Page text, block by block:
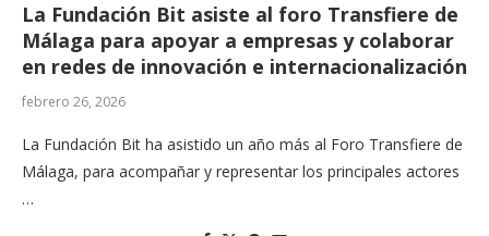
La Fundación Bit asiste al foro Transfiere de
Málaga para apoyar a empresas y colaborar
en redes de innovación e internacionalización
febrero 26, 2026
La Fundación Bit ha asistido un año más al Foro Transfiere de
Málaga, para acompañar y representar los principales actores
…